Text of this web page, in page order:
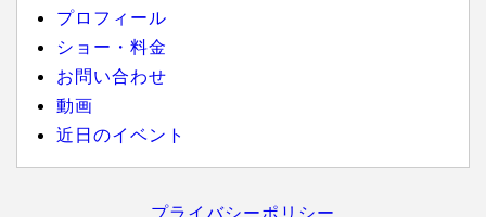
プロフィール
ショー・料金
お問い合わせ
動画
近日のイベント
プライバシーポリシー